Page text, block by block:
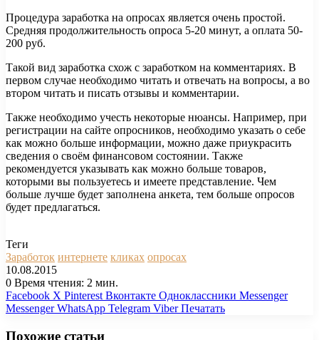
Процедура заработка на опросах является очень простой.
Средняя продолжительность опроса 5-20 минут, а оплата 50-
200 руб.
Такой вид заработка схож с заработком на комментариях. В
первом случае необходимо читать и отвечать на вопросы, а во
втором читать и писать отзывы и комментарии.
Также необходимо учесть некоторые нюансы. Например, при
регистрации на сайте опросников, необходимо указать о себе
как можно больше информации, можно даже приукрасить
сведения о своём финансовом состоянии. Также
рекомендуется указывать как можно больше товаров,
которыми вы пользуетесь и имеете представление. Чем
больше лучше будет заполнена анкета, тем больше опросов
будет предлагаться.
Теги
Заработок интернете кликах опросах
10.08.2015
0 Время чтения: 2 мин.
Facebook X Pinterest Вконтакте Одноклассники Messenger
Messenger WhatsApp Telegram Viber Печатать
Похожие статьи